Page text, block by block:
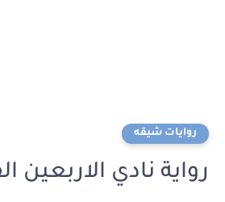
روايات شيقه
رواية نادي الاربعين